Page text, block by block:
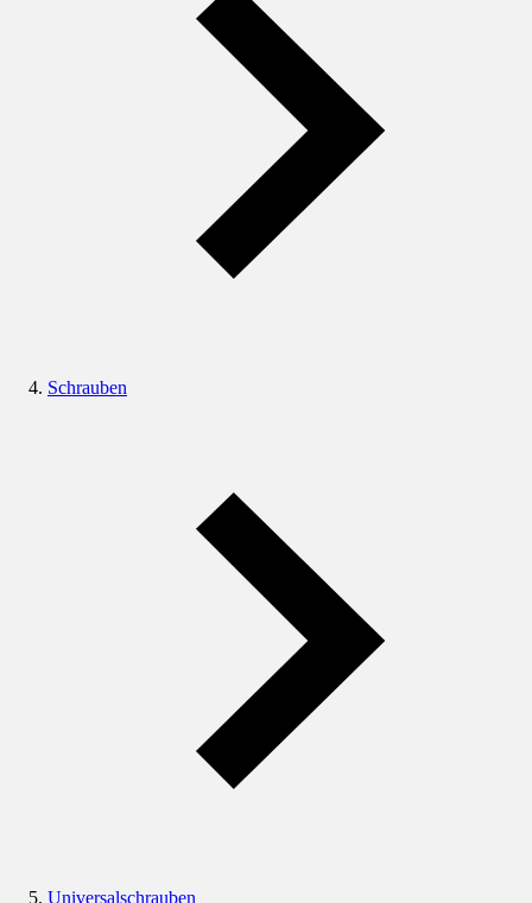
Schrauben
Universalschrauben